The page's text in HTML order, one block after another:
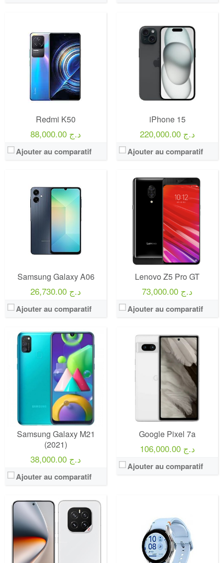
Redmi K50
88,000.00 د.ج
Ajouter au comparatif
iPhone 15
220,000.00 د.ج
Ajouter au comparatif
Samsung Galaxy A06
26,730.00 د.ج
Ajouter au comparatif
Lenovo Z5 Pro GT
73,000.00 د.ج
Ajouter au comparatif
Samsung Galaxy M21
(2021)
38,000.00 د.ج
Ajouter au comparatif
Google Pixel 7a
106,000.00 د.ج
Ajouter au comparatif